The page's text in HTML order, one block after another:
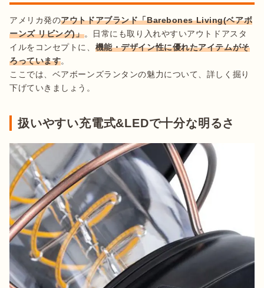
アメリカ発のアウトドアブランド「Barebones Living(ベアボ
ーンズ リビング)」。日常にも取り入れやすいアウトドアスタ
イルをコンセプトに、 機能・デザイン性に優れたアイテムがそ
ろっています。
ここでは、ベアボーンズランタンの魅力について、詳しく掘り
下げていきましょう。
扱いやすい充電式&LEDで十分な明るさ